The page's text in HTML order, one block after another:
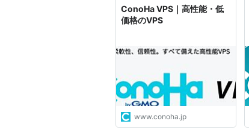
ConoHa VPS｜高性能・低
価格のVPS
www.conoha.jp